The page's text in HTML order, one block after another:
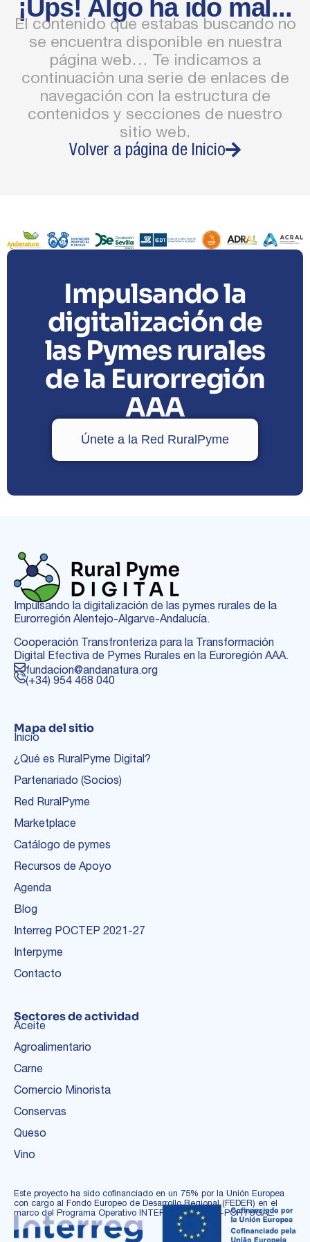
¡Ups! Algo ha ido mal...
El contenido que estabas buscando no
se encuentra disponible en nuestra
página web… Te indicamos a
continuación una serie de enlaces de
navegación con la estructura de
contenidos y secciones de nuestro
sitio web.
Volver a página de Inicio
Impulsando la
digitalización de
las Pymes rurales
de la Eurorregión
AAA
Únete a la Red RuralPyme
Impulsando la digitalización de las pymes rurales de la
Eurorregión Alentejo-Algarve-Andalucía.
Cooperación Transfronteriza para la Transformación
Digital Efectiva de Pymes Rurales en la Euroregión AAA.
fundacion@andanatura.org
(+34) 954 468 040
Mapa del sitio
Inicio
¿Qué es RuralPyme Digital?
Partenariado (Socios)
Red RuralPyme
Marketplace
Catálogo de pymes
Recursos de Apoyo
Agenda
Blog
Interreg POCTEP 2021-27
Interpyme
Contacto
Sectores de actividad
Aceite
Agroalimentario
Carne
Comercio Minorista
Conservas
Queso
Vino
Este proyecto ha sido cofinanciado en un 75% por la Unión Europea
con cargo al Fondo Europeo de Desarrollo Regional (FEDER) en el
marco del Programa Operativo INTERREG ESPAÑA-PORTUGAL.